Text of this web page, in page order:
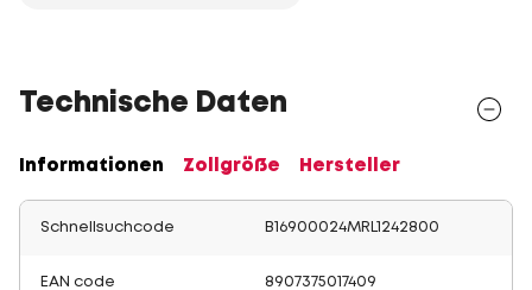
Technische Daten
Informationen Zollgröße Hersteller
Schnellsuchcode B16900024MRL1242800
EAN code 8907375017409